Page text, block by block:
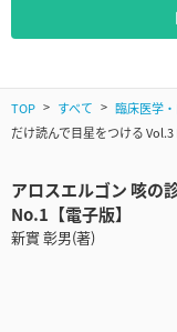
TOP すべて 臨床医学
だけ読んで目星をつける Vol.3
アロスエルゴン 咳の
No.1【電子版】
新實 彰男(著)